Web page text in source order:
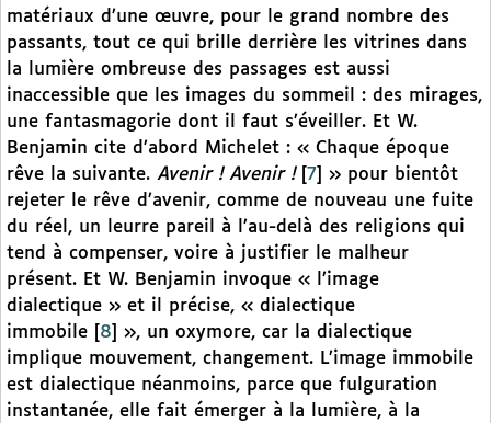
matériaux d’une œuvre, pour le grand nombre des
passants, tout ce qui brille derrière les vitrines dans
la lumière ombreuse des passages est aussi
inaccessible que les images du sommeil : des mirages,
une fantasmagorie dont il faut s’éveiller. Et W.
Benjamin cite d’abord Michelet : « Chaque époque
rêve la suivante. Avenir ! Avenir ![ 7
» pour bientôt
rejeter le rêve d’avenir, comme de nouveau une fuite
du réel, un leurre pareil à l’au-delà des religions qui
tend à compenser, voire à justifier le malheur
présent. Et W. Benjamin invoque « l’image
dialectique » et il précise, « dialectique
immobile
8
», un oxymore, car la dialectique
implique mouvement, changement. L’image immobile
est dialectique néanmoins, parce que fulguration
instantanée, elle fait émerger à la lumière, à la